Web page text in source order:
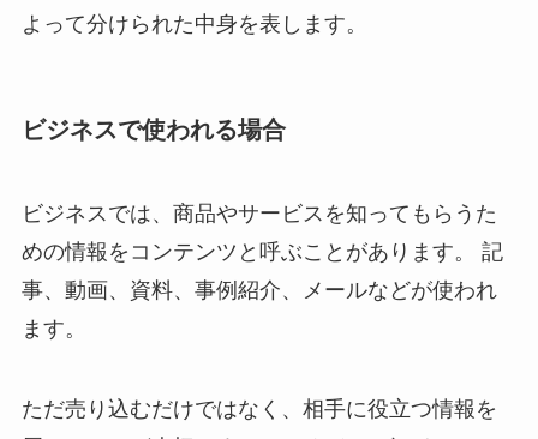
よって分けられた中身を表します。
ビジネスで使われる場合
ビジネスでは、商品やサービスを知ってもらうた
めの情報をコンテンツと呼ぶことがあります。 記
事、動画、資料、事例紹介、メールなどが使われ
ます。
ただ売り込むだけではなく、相手に役立つ情報を